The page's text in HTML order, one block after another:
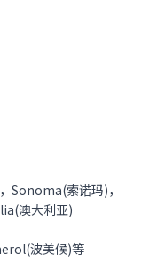
Sonoma(索诺玛)，
澳大利亚)
波美候)等